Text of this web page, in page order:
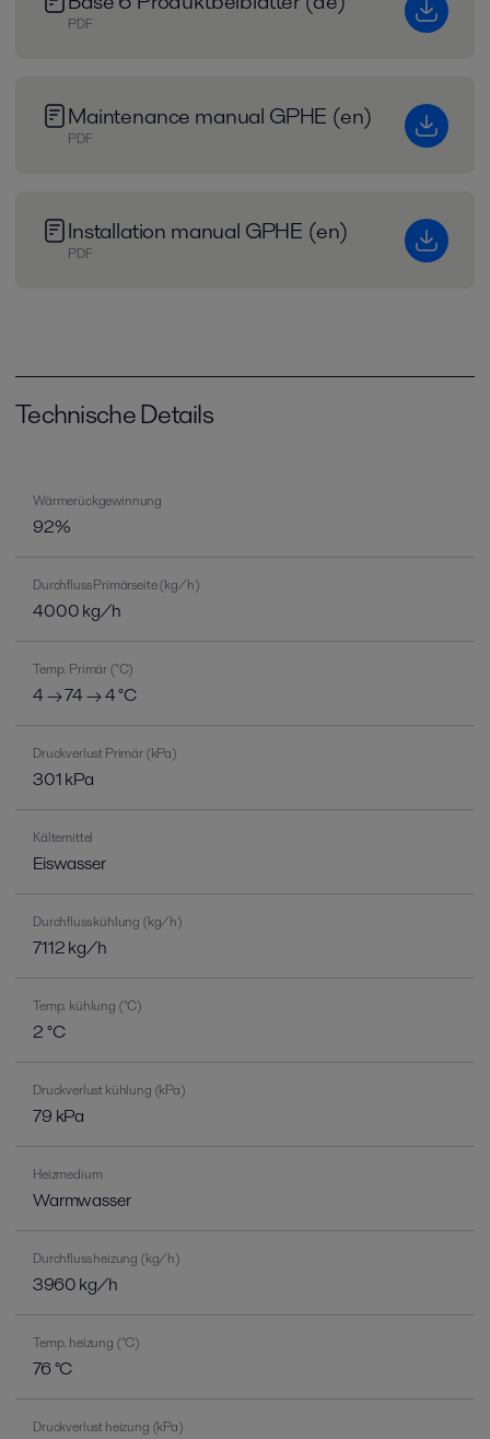
PDF
Maintenance manual GPHE (en)
PDF
Installation manual GPHE (en)
PDF
Technische Details
Wärmerückgewinnung
92%
Durchfluss Primärseite (kg/h)
4000 kg/h
Temp. Primär (°C)
4 → 74 → 4 °C
Druckverlust Primär (kPa)
301 kPa
Kältemittel
Eiswasser
Durchfluss kühlung (kg/h)
7112 kg/h
Temp. kühlung (°C)
2 °C
Druckverlust kühlung (kPa)
79 kPa
Heizmedium
Warmwasser
Durchfluss heizung (kg/h)
3960 kg/h
Temp. heizung (°C)
76 °C
Druckverlust heizung (kPa)